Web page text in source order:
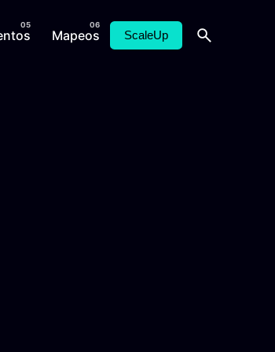
Mapeos ScaleUp